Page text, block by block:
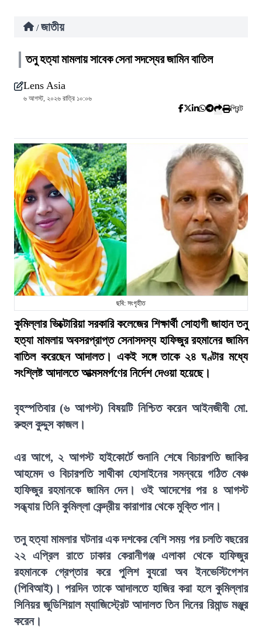
/ জাতীয়
তনু হত্যা মামলায় সাবেক সেনা সদস্যের জামিন বাতিল
Lens Asia
৬ আগস্ট, ২০২৬ রাত্রি ১০:০৬
প্রিন্ট
ছবি: সংগৃহীত
কুমিল্লার ভিক্টোরিয়া সরকারি কলেজের শিক্ষার্থী সোহাগী জাহান তনু
হত্যা মামলায় অবসরপ্রাপ্ত সেনাসদস্য হাফিজুর রহমানের জামিন
বাতিল করেছেন আদালত। একই সঙ্গে তাকে ২৪ ঘণ্টার মধ্যে
সংশ্লিষ্ট আদালতে আত্মসমর্পণের নির্দেশ দেওয়া হয়েছে।
বৃহস্পতিবার (৬ আগস্ট) বিষয়টি নিশ্চিত করেন আইনজীবী মো.
রুহুল কুদ্দুস কাজল।
এর আগে, ২ আগস্ট হাইকোর্টে শুনানি শেষে বিচারপতি জাকির
আহমেদ ও বিচারপতি সাথীকা হোসাইনের সমন্বয়ে গঠিত বেঞ্চ
হাফিজুর রহমানকে জামিন দেন। ওই আদেশের পর ৪ আগস্ট
সন্ধ্যায় তিনি কুমিল্লা কেন্দ্রীয় কারাগার থেকে মুক্তি পান।
তনু হত্যা মামলার ঘটনার এক দশকের বেশি সময় পর চলতি বছরের
২২ এপ্রিল রাতে ঢাকার কেরানীগঞ্জ এলাকা থেকে হাফিজুর
রহমানকে গ্রেপ্তার করে পুলিশ ব্যুরো অব ইনভেস্টিগেশন
(পিবিআই)। পরদিন তাকে আদালতে হাজির করা হলে কুমিল্লার
সিনিয়র জুডিশিয়াল ম্যাজিস্ট্রেট আদালত তিন দিনের রিমান্ড মঞ্জুর
করেন।